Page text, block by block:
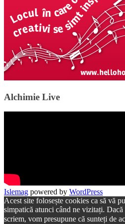
Alchimie Live
Islemag powered by WordPress
Acest site folosește cookies ca să vă
simpatică atunci când ne vizitați.
scriem, vom presupune că sunteți de